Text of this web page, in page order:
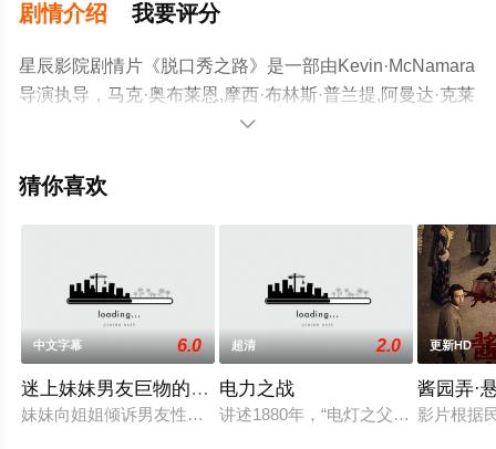
剧情介绍 我要评分
星辰影院剧情片《脱口秀之路》是一部由Kevin·McNamara
导演执导，马克·奥布莱恩,摩西·布林斯·普兰提,阿曼达·克莱
顿等演员精彩演绎的美国电影，手机免费观看高清无删减
瓣电影、电视猫或剧情网等平台了解。

猜你喜欢
中文字幕 6.0
迷上妹妹男友巨物的姐姐
妹妹向姐姐倾诉男友性能力不足以及两人性生活不和谐的困扰
超清 2.0
电力之战
讲述1880年，“电灯之父”托马斯·爱
更新HD
酱园弄·
影片根据